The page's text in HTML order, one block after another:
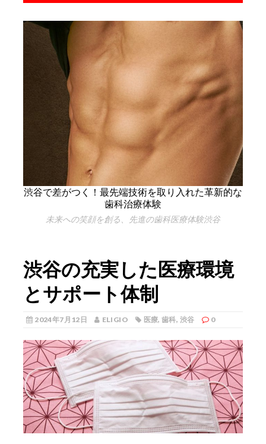
渋谷で差がつく！最先端技術を取り入れた革新的な
歯科治療体験
未来への笑顔を創る、先進の歯科医療体験渋谷
渋谷の充実した医療環境
とサポート体制
2024年7月12日 ELIGIO 医療,歯科, 渋谷 0